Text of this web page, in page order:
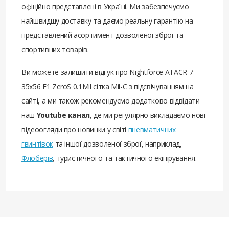
офіційно представлені в Україні. Ми забезпечуємо
найшвидшу доставку та даємо реальну гарантію на
представлений асортимент дозволеної зброї та
спортивних товарів.
Ви можете залишити відгук про Nightforce ATACR 7-
35x56 F1 ZeroS 0.1Mil сітка Mil-C з підсвічуванням на
сайті, а ми також рекомендуємо додатково відвідати
наш Youtube канал, де ми регулярно викладаємо нові
відеоогляди про новинки у світі пневматичних
гвинтівокта іншої дозволеної зброї, наприклад,
Флоберів, туристичного та тактичного екіпірування.